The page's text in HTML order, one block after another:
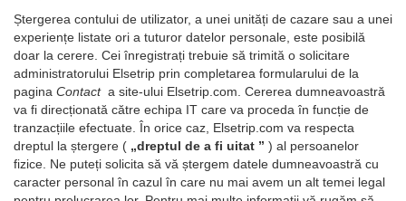
Ștergerea contului de utilizator, a unei unități de cazare sau a unei
experiențe listate ori a tuturor datelor personale, este posibilă
doar la cerere. Cei înregistrați trebuie să trimită o solicitare
administratorului Elsetrip prin completarea formularului de la
pagina Contact a site-ului Elsetrip.com. Cererea dumneavoastră
va fi direcționată către echipa IT care va proceda în funcție de
tranzacțiile efectuate. În orice caz, Elsetrip.com va respecta
dreptul la ștergere ( „dreptul de a fi uitat ” ) al persoanelor
fizice. Ne puteți solicita să vă ștergem datele dumneavoastră cu
caracter personal în cazul în care nu mai avem un alt temei legal